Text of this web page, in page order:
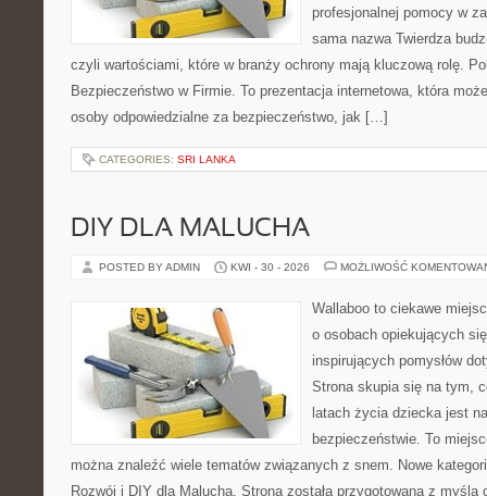
profesjonalnej pomocy w
sama nazwa Twierdza
czyli wartościami, które w branży ochrony mają kluczową rolę.
Bezpieczeństwo w Firmie. To prezentacja internetowa, która
osoby odpowiedzialne za bezpieczeństwo, jak […]
CATEGORIES: SRI LANKA
DIY DLA MALUCHA
POSTED BY ADMIN KWI - 30 - 2026 MOŻLIWOŚĆ
Wallaboo to ciekawe
o osobach opiekujących
inspirujących pomysłów
Strona skupia się na tym,
latach życia dziecka jest
bezpieczeństwie. To
można znaleźć wiele tematów związanych z snem. Nowe
Rozwój i DIY dla Malucha. Strona została przygotowana z